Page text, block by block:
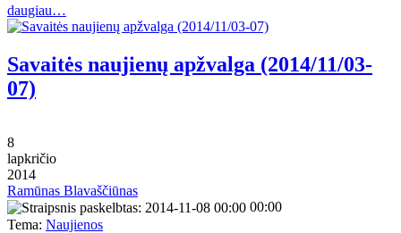
daugiau…
Savaitės naujienų apžvalga (2014/11/03-
07)
8
lapkričio
2014
Ramūnas Blavaščiūnas
00:00
Tema: Naujienos